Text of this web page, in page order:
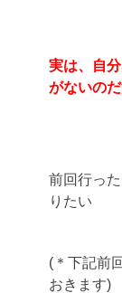
実は、自
がないの
前回行っ
りたい
(＊下記前
おきます)